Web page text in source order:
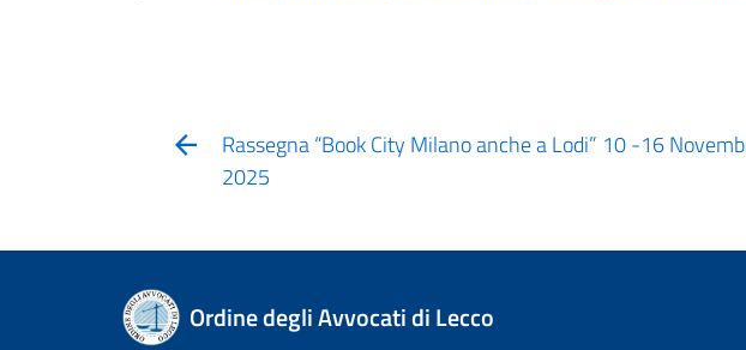
Rassegna “Book City Milano anche a Lodi” 10 -16
2025
Ordine degli Avvocati di Lecco